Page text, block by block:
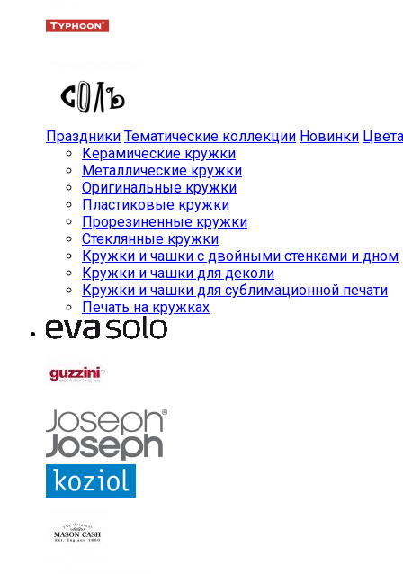
Праздники Тематические коллекции Новинки Цвета
Керамические кружки
Металлические кружки
Оригинальные кружки
Пластиковые кружки
Прорезиненные кружки
Стеклянные кружки
Кружки и чашки с двойными стенками и дном
Кружки и чашки для деколи
Кружки и чашки для сублимационной печати
Печать на кружках